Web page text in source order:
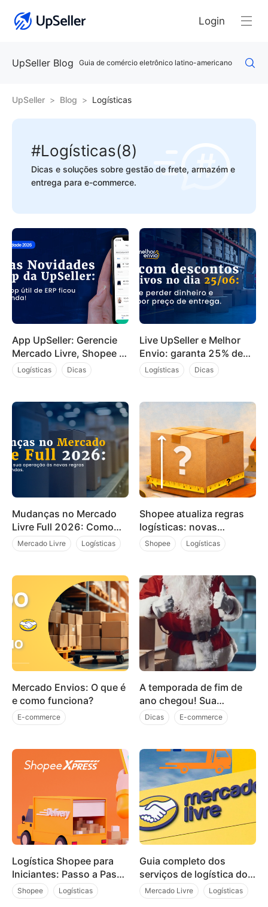
Login
UpSeller Blog Guia de comércio eletrônico latino-americano
UpSeller Blog Logísticas
#Logísticas(8)
Dicas e soluções sobre gestão de frete, armazém e
entrega para e-commerce.
App UpSeller: Gerencie
Mercado Livre, Shopee e
Magalu Direto do Celular
Logísticas Dicas
Live UpSeller e Melhor
Envio: garanta 25% de
desconto no frete em
25/06
Logísticas Dicas
Mudanças no Mercado
Livre Full 2026: Como
Adaptar sua Operação as
Novas Regras
Mercado Livre Logísticas
Shopee atualiza regras
logísticas: novas
exigências de peso e
dimensões para o envio
02/02/2026
Shopee Logísticas
Mercado Envios: O que é
e como funciona?
E-commerce
A temporada de fim de
ano chegou! Sua
logística está preparada?
Dicas E-commerce
Logística Shopee para
Iniciantes: Passo a Passo
para Vender Mais
Shopee Logísticas
Guia completo dos
serviços de logística do
Mercado Livre: Conheça
as opções e vantagens
Mercado Livre Logísticas